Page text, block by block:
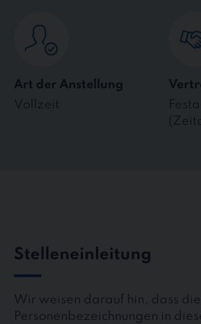
Art der Anstellung
Vollzeit
Stelleneinleitung
Wir weisen darauf hin, dass die
Personenbezeichnungen in